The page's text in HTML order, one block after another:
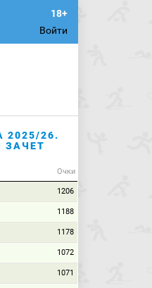
Войти
2025/26.
Очки
1206
1188
1178
1072
1071